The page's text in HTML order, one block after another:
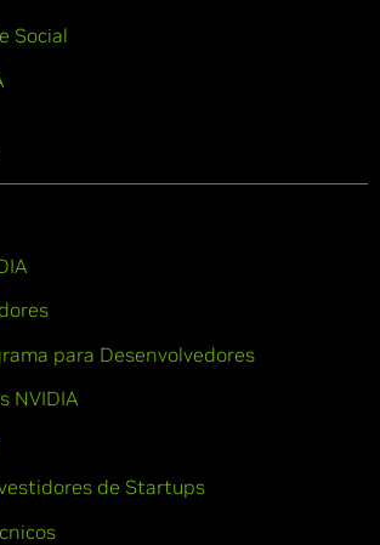
Social
para Desenvolvedores
NVIDIA
de Startups